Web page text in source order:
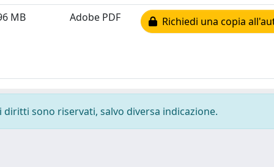
MB
Adobe PDF Richiedi una copia
sono riservati, salvo diversa indicazione.